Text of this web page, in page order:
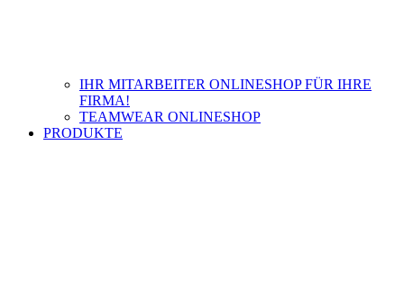
IHR MITARBEITER ONLINESHOP FÜR IHRE
FIRMA!
TEAMWEAR ONLINESHOP
PRODUKTE